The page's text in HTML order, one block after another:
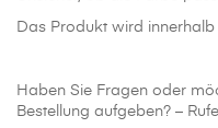
Das Produkt wird
Haben Sie Fragen oder
Bestellung aufgeben? –